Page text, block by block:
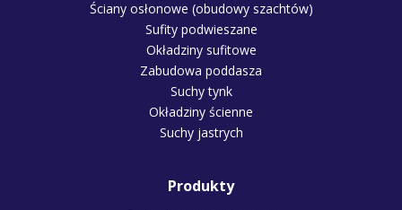
Ściany osłonowe (obudowy szachtów)
Sufity podwieszane
Okładziny sufitowe
Zabudowa poddasza
Suchy tynk
Okładziny ścienne
Suchy jastrych
Produkty